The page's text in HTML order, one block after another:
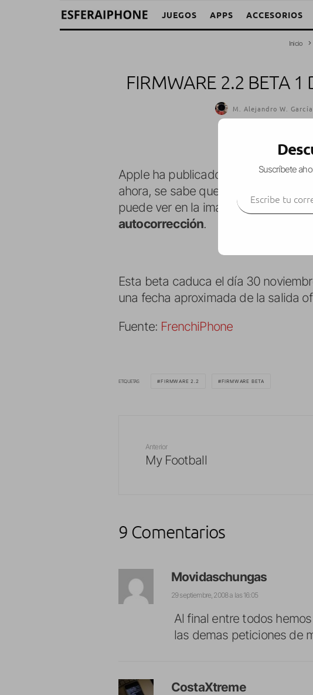
JUEGOS APPS ACCESORIOS
Inicio
FIRMWARE 2.2 BETA 1
M. Alejandro W.
Apple ha publicado la Beta 1 del
ahora, se sabe que algunas de las
puede ver en la imágen),
autocorrección.
Esta beta caduca el día 30
una fecha aproximada de la salida
Fuente: FrenchiPhone
ETIQUETAS FIRMWARE 2.2 FIRMWARE BETA
Anterior
My Football
9 Comentarios
Movidaschungas
29 septiembre, 2008 a las 16:05
Al final entre todos
las demas peticiones de
CostaXtreme
Suscríbete